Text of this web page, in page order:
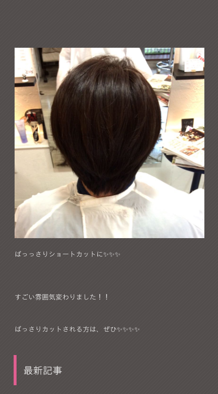
ばっっさりショートカットに✨✨✨
すごい雰囲気変わりました！！
ばっさりカットされる方は、ぜひ✨✨✨✨
最新記事